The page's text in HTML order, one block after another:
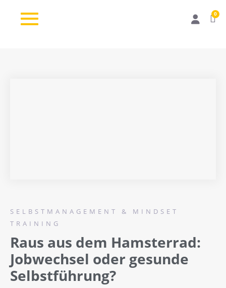
0
SELBSTMANAGEMENT & MINDSET
TRAINING
Raus aus dem Hamsterrad:
Jobwechsel oder gesunde
Selbstführung?